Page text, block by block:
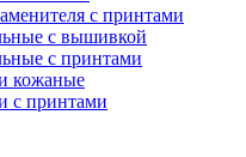
с принтами
с вышивкой
с принтами
кожаные
с принтами